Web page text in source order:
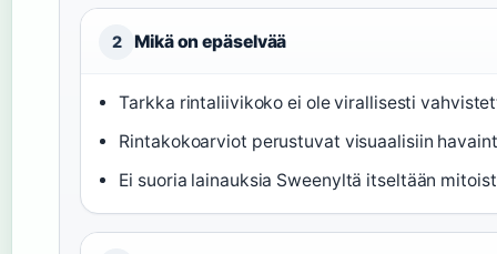
2 Mikä on epäselvää
Tarkka rintaliivikoko ei ole virallisesti
Rintakokoarviot perustuvat visuaalisiin
Ei suoria lainauksia Sweenyltä itseltään